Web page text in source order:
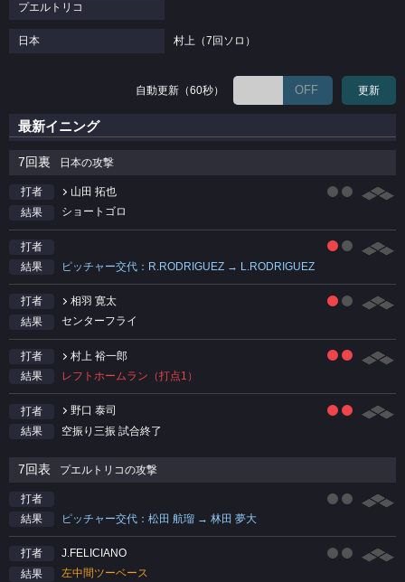
プエルトリコ
日本 村上（7回ソロ）
自動更新（60秒） OFF 更新
最新イニング
7回裏 日本の攻撃
打者
山田 拓也
結果
ショートゴロ
打者
結果
ピッチャー交代：R.RODRIGUEZ → L.RODRIGUEZ
打者
相羽 寛太
結果
センターフライ
打者
村上 裕一郎
結果
レフトホームラン（打点1）
打者
野口 泰司
結果
空振り三振 試合終了
7回表 プエルトリコの攻撃
打者
結果
ピッチャー交代：松田 航瑠 → 林田 夢大
打者
J.FELICIANO
結果
左中間ツーベース